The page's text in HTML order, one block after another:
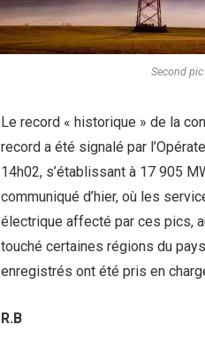
Second
Le record « historique » de la
record a été signalé par
14h02, s’établissant à 17 905
communiqué d’hier, où les
électrique affecté par ces pics,
touché certaines régions du
enregistrés ont été pris en
R.B